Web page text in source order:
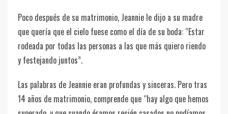
Poco después de su matrimonio, Jeannie le dijo a su madre
que quería que el cielo fuese como el día de su boda: “Estar
rodeada por todas las personas a las que más quiero riendo
y festejando juntos”.
Las palabras de Jeannie eran profundas y sinceras. Pero tras
14 años de matrimonio, comprende que “hay algo que hemos